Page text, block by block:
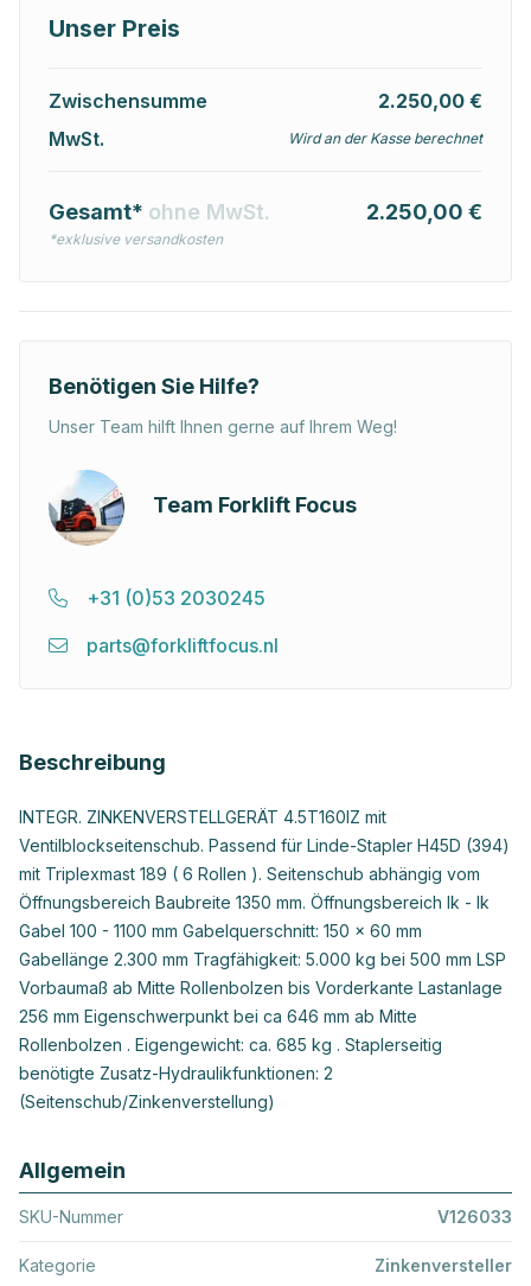
Unser Preis
Zwischensumme
2.250,00 €
MwSt.
Wird an der Kasse berechnet
Gesamt* ohne MwSt.
*exklusive versandkosten
2.250,00 €
Benötigen Sie Hilfe?
Unser Team hilft Ihnen gerne auf Ihrem Weg!
Team Forklift Focus
+31 (0)53 2030245
parts@forkliftfocus.nl
Beschreibung
INTEGR. ZINKENVERSTELLGERÄT 4.5T160IZ mit
Ventilblockseitenschub. Passend für Linde-Stapler H45D (394)
mit Triplexmast 189 ( 6 Rollen ). Seitenschub abhängig vom
Öffnungsbereich Baubreite 1350 mm. Öffnungsbereich Ik - Ik
Gabel 100 - 1100 mm Gabelquerschnitt: 150 x 60 mm
Gabellänge 2.300 mm Tragfähigkeit: 5.000 kg bei 500 mm LSP
Vorbaumaß ab Mitte Rollenbolzen bis Vorderkante Lastanlage
256 mm Eigenschwerpunkt bei ca 646 mm ab Mitte
Rollenbolzen . Eigengewicht: ca. 685 kg . Staplerseitig
benötigte Zusatz-Hydraulikfunktionen: 2
(Seitenschub/Zinkenverstellung)
Allgemein
SKU-Nummer V126033
Kategorie Zinkenversteller